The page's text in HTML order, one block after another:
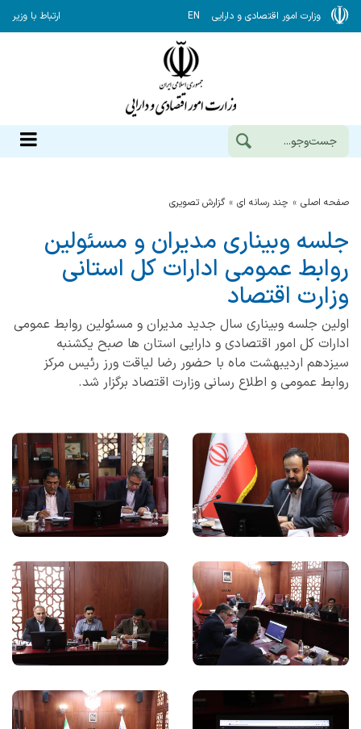
وزارت امور اقتصادی و دارایی EN ارتباط با وزیر
صفحه اصلی چند رسانه ای گزارش‌ تصویری
جلسه وبیناری مدیران و مسئولین
روابط عمومی ادارات کل استانی
وزارت اقتصاد
اولین جلسه وبیناری سال جدید مدیران و مسئولین روابط عمومی
ادارات کل امور اقتصادی و دارایی استان ها صبح یکشنبه
سیزدهم اردیبهشت ماه با حضور رضا لیاقت ورز رئیس مرکز
روابط عمومی و اطلاع رسانی وزارت اقتصاد برگزار شد.